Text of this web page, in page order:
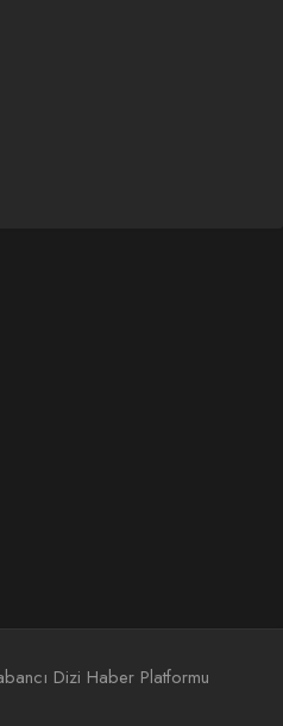
Dizi Haber Platformu